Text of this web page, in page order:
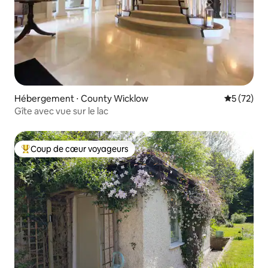
Hébergement ⋅ County Wicklow
5 (72)
Gîte avec vue sur le lac
Coups de cœur voyageurs les plus appréciés
Coup de cœur voyageurs